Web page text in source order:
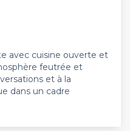
avec cuisine ouverte et
feutrée et
et à la
dans un cadre